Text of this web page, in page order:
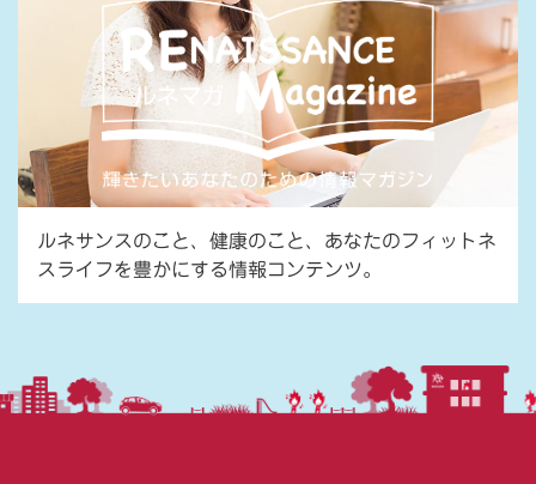
ルネサンスのこと、健康のこと、あなたのフィットネ
スライフを豊かにする情報コンテンツ。